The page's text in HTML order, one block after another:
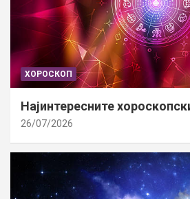
ХОРОСКОП
Најинтересните
26/07/2026